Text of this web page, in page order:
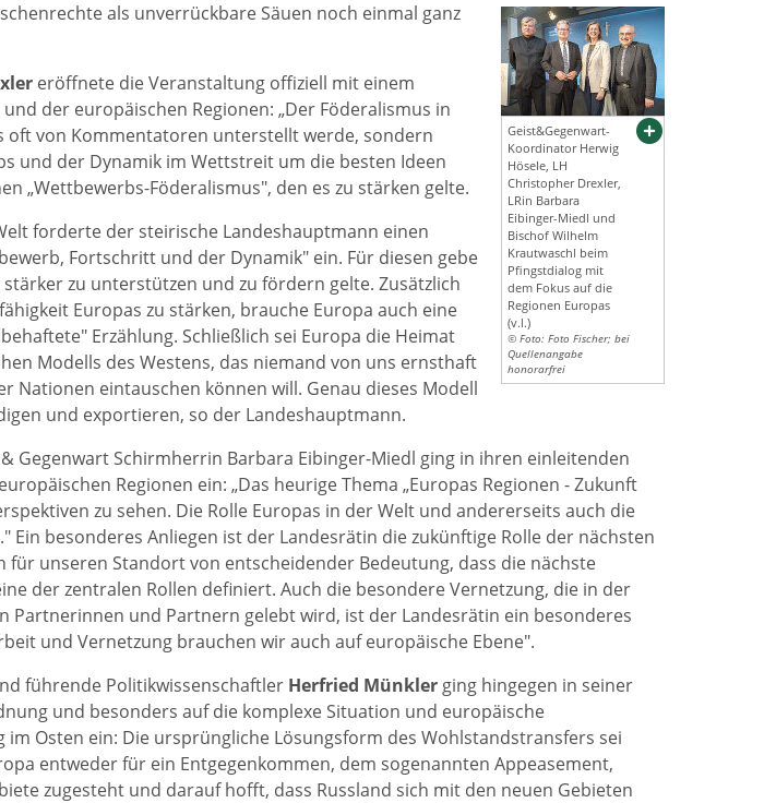
Geist&Gegenwart-
Koordinator Herwig
Hösele, LH
Christopher Drexler,
LRin Barbara
Eibinger-Miedl und
Bischof Wilhelm
Krautwaschl beim
Pfingstdialog mit
dem Fokus auf die
Regionen Europas
(v.l.)
© Foto: Foto Fischer; bei
Quellenangabe
honorarfrei
als unverrückbare Säuen noch einmal ganz
eröffnete die Veranstaltung offiziell mit einem
der europäischen Regionen: „Der Föderalismus in
oft von Kommentatoren unterstellt werde, sondern
und der Dynamik im Wettstreit um die besten Ideen
„Wettbewerbs-Föderalismus", den es zu stärken gelte.
forderte der steirische Landeshauptmann einen
Fortschritt und der Dynamik" ein. Für diesen gebe
zu unterstützen und zu fördern gelte. Zusätzlich
Europas zu stärken, brauche Europa auch eine
Erzählung. Schließlich sei Europa die Heimat
Modells des Westens, das niemand von uns ernsthaft
Nationen eintauschen können will. Genau dieses Modell
und exportieren, so der Landeshauptmann.
Gegenwart Schirmherrin Barbara Eibinger-Miedl ging in ihren einleitenden
Regionen ein: „Das heurige Thema „Europas Regionen - Zukunft
zu sehen. Die Rolle Europas in der Welt und andererseits auch die
Ein besonderes Anliegen ist der Landesrätin die zukünftige Rolle der nächsten
für unseren Standort von entscheidender Bedeutung, dass die nächste
der zentralen Rollen definiert. Auch die besondere Vernetzung, die in der
Partnerinnen und Partnern gelebt wird, ist der Landesrätin ein besonderes
und Vernetzung brauchen wir auch auf europäische Ebene".
führende Politikwissenschaftler Herfried Münklerging hingegen in seiner
und besonders auf die komplexe Situation und europäische
Osten ein: Die ursprüngliche Lösungsform des Wohlstandstransfers sei
entweder für ein Entgegenkommen, dem sogenannten Appeasement,
zugesteht und darauf hofft, dass Russland sich mit den neuen Gebieten